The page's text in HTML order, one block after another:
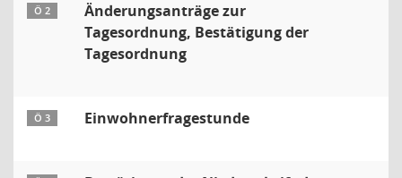
Ö 2
Änderungsanträge zur
Tagesordnung, Bestätigung der
Tagesordnung
Ö 3 Einwohnerfragestunde